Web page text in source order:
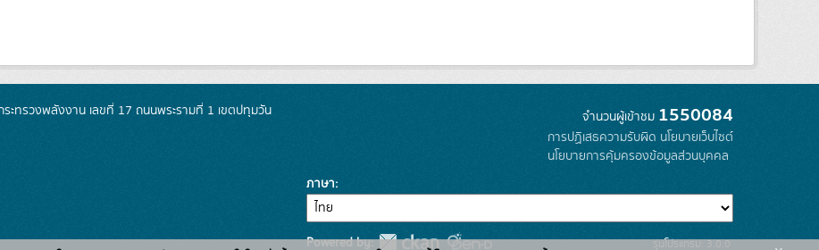
รวงพลังงาน เลขที่ 17 ถนนพระรามที่ 1 เขตปทุมวัน
จำนวนผู้เข้าชม 1550084
การปฏิเสธความรับผิด นโยบายเว็บไซต์
นโยบายการคุ้มครองข้อมูลส่วนบุคคล
ภาษา
Powered by: รุ่นโปรแกรม: 3.0.0